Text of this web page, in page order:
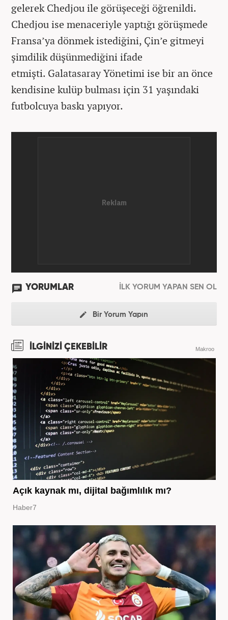
gelerek Chedjou ile görüşeceği öğrenildi.
Chedjou ise menaceriyle yaptığı görüşmede
Fransa’ya dönmek istediğini, Çin’e gitmeyi
şimdilik düşünmediğini ifade
etmişti. Galatasaray Yönetimi ise bir an önce
kendisine kulüp bulması için 31 yaşındaki
futbolcuya baskı yapıyor.
YORUMLAR İLK YORUM YAPAN SEN OL
Bir Yorum Yapın
İLGİNİZİ ÇEKEBİLİR Makroo
Açık kaynak mı, dijital bağımlılık mı?
Haber7